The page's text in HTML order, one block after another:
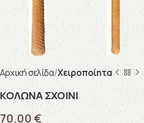
Αρχική σελίδα Χειροποίητα
ΚΟΛΩΝΑ ΣΧΟΙΝΙ
70.00 €